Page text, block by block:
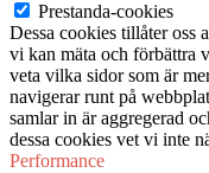
Prestanda-cookies
Dessa cookies tillåter oss
vi kan mäta och förbättra
veta vilka sidor som är
navigerar runt på
samlar in är aggregerad
dessa cookies vet vi inte
Performance